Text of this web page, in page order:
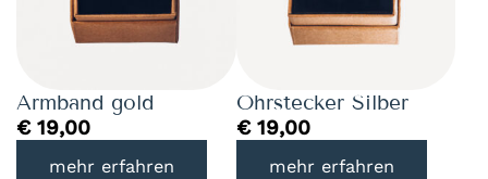
Armband gold
€19,00
mehr erfahren
Ohrstecker Silber
€19,00
mehr erfahren